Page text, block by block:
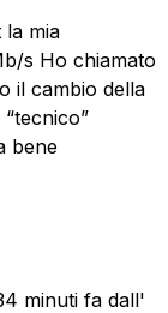
la mia
s Ho chiamato
il cambio della
bene
minuti fa dall'